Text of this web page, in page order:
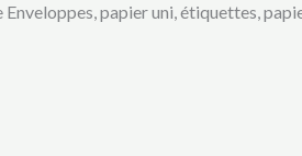
papier uni, étiquettes,